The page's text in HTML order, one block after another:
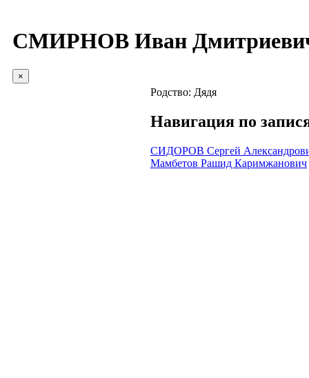
СМИРНОВ Иван
×
Родство: Дядя
Навигация по
СИДОРОВ Сергей
Мамбетов Рашид Каримжанович